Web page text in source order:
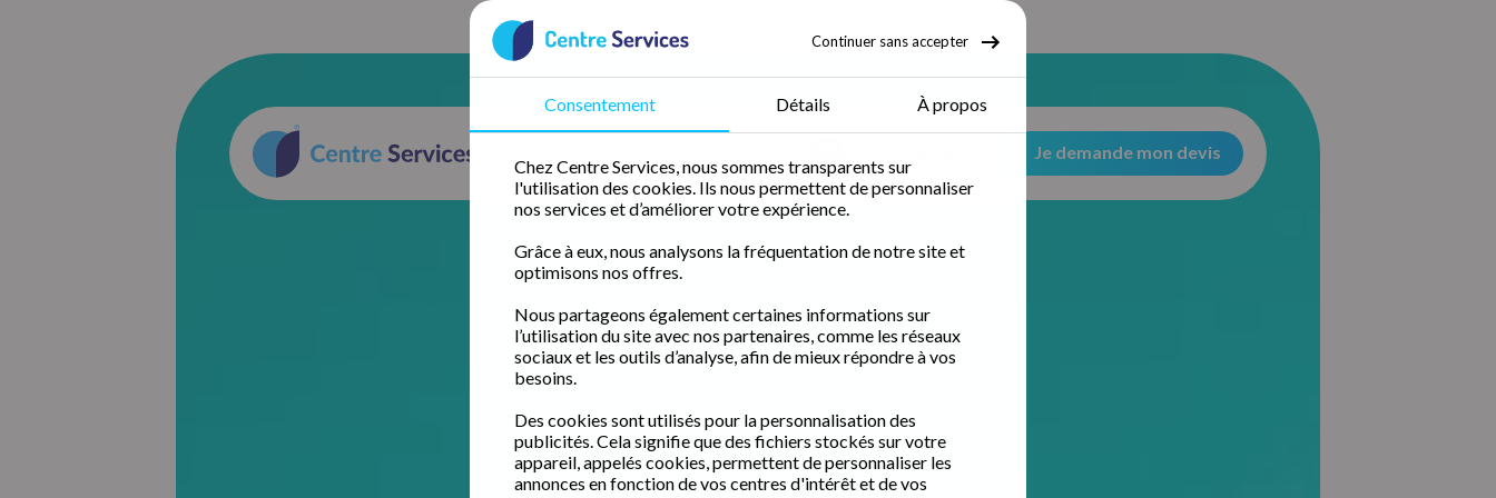
Je demande mon devis
Continuer sans accepter
Consentement Détails À propos
Chez Centre Services, nous sommes transparents sur
l'utilisation des cookies. Ils nous permettent de personnaliser
nos services et d’améliorer votre expérience.
Grâce à eux, nous analysons la fréquentation de notre site et
optimisons nos offres.
Nous partageons également certaines informations sur
l’utilisation du site avec nos partenaires, comme les réseaux
sociaux et les outils d’analyse, afin de mieux répondre à vos
besoins.
Des cookies sont utilisés pour la personnalisation des
publicités. Cela signifie que des fichiers stockés sur votre
appareil, appelés cookies, permettent de personnaliser les
annonces en fonction de vos centres d'intérêt et de vos